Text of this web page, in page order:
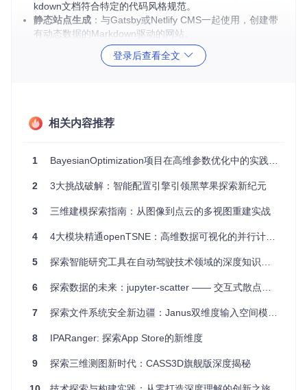
kdown文档符合特定的代码风格规范。
静态站点生成 ：与Gatsby或Netlify CMS一起使用，创建带
有动态数据的Markdown驱动的网站。
：借助react-markdown库，将Markdown直接转
化为React组件。
rk来管理和展示他们的文档。
查到高级文本处理的各种场景。
Markdown（GFM）、MDX以及数学公式和前端 matter
统一接口：统一构建在unist基础上，易于与其他文本处理工
具集成。
社区活跃：有大量由remark构建的项目，如免费CodeCam
p、Node.js等，证明了它的广泛应用和社区支持。
探索这个充满活力的生态，开启Markdown的新篇章，让rema
rk成为你下一个项目中的得力助手！更多的插件和相关资源，
请访问项目官方仓库了解更多详情。
登录后查看全文
相关内容推荐
1 BayesianOptimization项目在高维参数优化中的实践与问题分析
2 3大挑战破解：智能配置引擎引领黑苹果探索新纪元
3 三维建模探索指南：从图像到点云的多视图重建实战
4 4大模块精通openTSNE：高维数据可视化的并行计算解决方案
5 探索智能研究工具在自动驾驶技术领域的深度知识挖掘应用
6 探索数据的未来：jupyter-scatter —— 交互式散点图神器
7 探索文件系统安全新边疆：Janus双维度输入空间模糊测试工具
8 IPARanger: 探索App Store的新维度
9 探索三维测图新时代：CASS3D旗舰版深度揭秘